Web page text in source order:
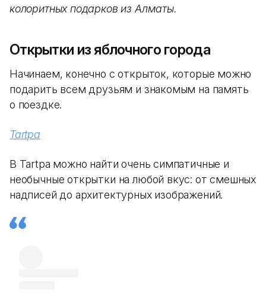
колоритных подарков из Алматы.
Открытки из яблочного города
Начинаем, конечно с открыток, которые можно
подарить всем друзьям и знакомым на память
о поездке.
Tartpa
В Tartpa можно найти очень симпатичные и
необычные открытки на любой вкус: от смешных
надписей до архитектурных изображений.